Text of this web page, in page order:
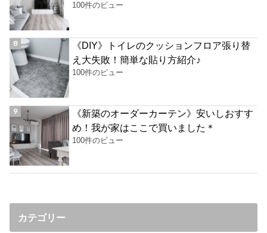
100件のビュー
《DIY》トイレのクッションフロア張り替
え大失敗！簡単な貼り方紹介♪
100件のビュー
《新築のオーダーカーテン》安いしおすす
め！我が家はここで買いました＊
100件のビュー
カテゴリー